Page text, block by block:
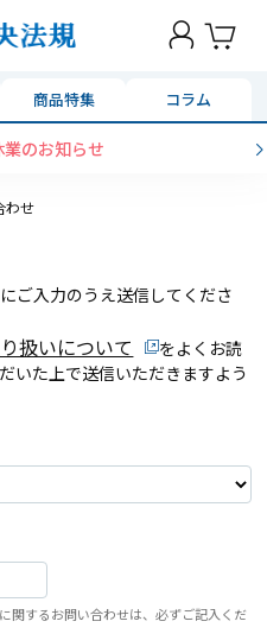
商品特集 コラム
業のお知らせ
わせ
ご入力のうえ送信してくださ
扱いについて
をよくお読
いた上で送信いただきますよう
関するお問い合わせは、必ずご記入くだ